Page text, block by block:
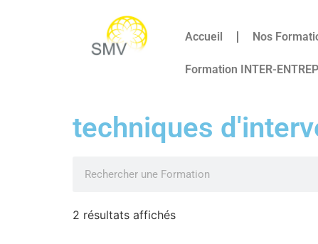
Accueil Nos
Formation INTER-
techniques
2 résultats affichés